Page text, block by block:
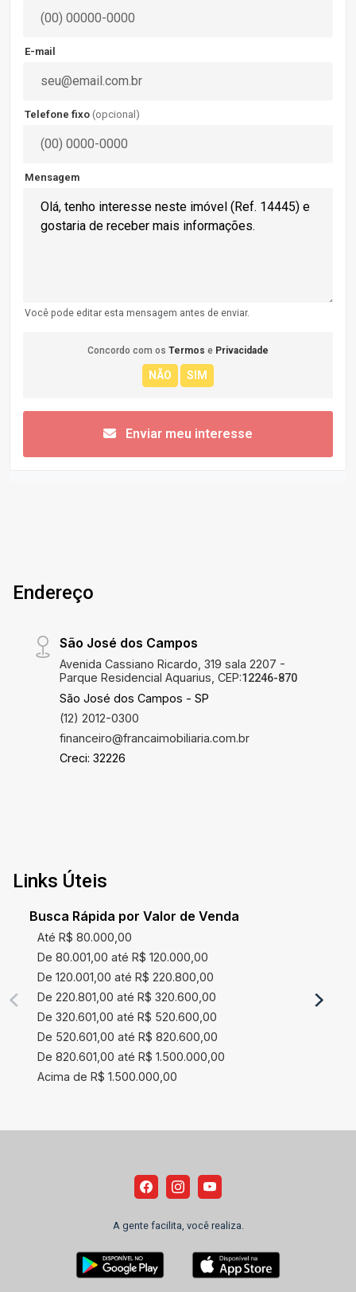
E-mail
Telefone fixo (opcional)
Mensagem
Você pode editar esta mensagem antes de enviar.
Concordo com os Termos e Privacidade
Enviar meu interesse
Endereço
São José dos Campos
Avenida Cassiano Ricardo, 319 sala 2207 -
Parque Residencial Aquarius, CEP:12246-870
São José dos Campos - SP
(12) 2012-0300
financeiro@francaimobiliaria.com.br
Creci: 32226
Links Úteis
Busca Rápida por Valor de Venda
Até R$ 80.000,00
De 80.001,00 até R$ 120.000,00
De 120.001,00 até R$ 220.800,00
De 220.801,00 até R$ 320.600,00
De 320.601,00 até R$ 520.600,00
De 520.601,00 até R$ 820.600,00
De 820.601,00 até R$ 1.500.000,00
Acima de R$ 1.500.000,00
A gente facilita, você realiza.